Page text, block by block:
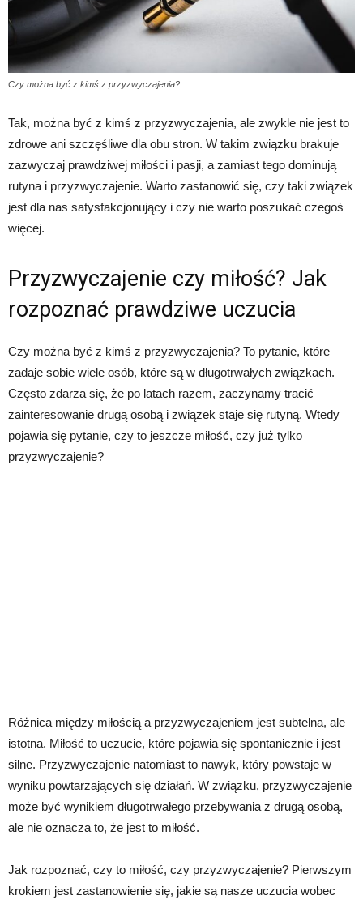
Czy można być z kimś z przyzwyczajenia?
Tak, można być z kimś z przyzwyczajenia, ale zwykle nie jest to
zdrowe ani szczęśliwe dla obu stron. W takim związku brakuje
zazwyczaj prawdziwej miłości i pasji, a zamiast tego dominują
rutyna i przyzwyczajenie. Warto zastanowić się, czy taki związek
jest dla nas satysfakcjonujący i czy nie warto poszukać czegoś
więcej.
Przyzwyczajenie czy miłość? Jak
rozpoznać prawdziwe uczucia
Czy można być z kimś z przyzwyczajenia? To pytanie, które
zadaje sobie wiele osób, które są w długotrwałych związkach.
Często zdarza się, że po latach razem, zaczynamy tracić
zainteresowanie drugą osobą i związek staje się rutyną. Wtedy
pojawia się pytanie, czy to jeszcze miłość, czy już tylko
przyzwyczajenie?
Różnica między miłością a przyzwyczajeniem jest subtelna, ale
istotna. Miłość to uczucie, które pojawia się spontanicznie i jest
silne. Przyzwyczajenie natomiast to nawyk, który powstaje w
wyniku powtarzających się działań. W związku, przyzwyczajenie
może być wynikiem długotrwałego przebywania z drugą osobą,
ale nie oznacza to, że jest to miłość.
Jak rozpoznać, czy to miłość, czy przyzwyczajenie? Pierwszym
krokiem jest zastanowienie się, jakie są nasze uczucia wobec